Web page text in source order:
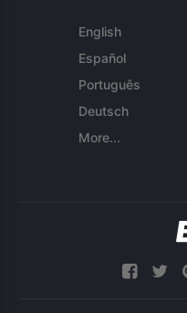
English
Español
Português
Deutsch
More...